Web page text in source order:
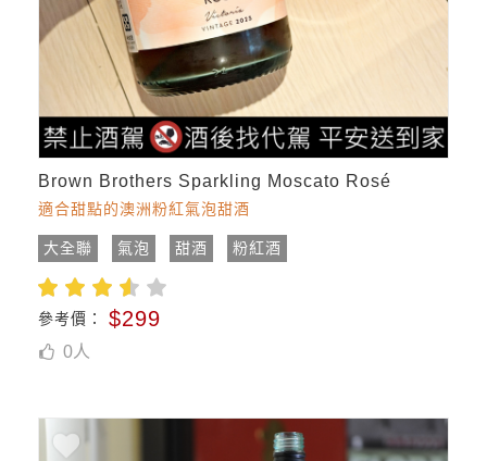
Brown Brothers Sparkling Moscato Rosé
適合甜點的澳洲粉紅氣泡甜酒
大全聯 氣泡 甜酒 粉紅酒
參考價： $299
0人